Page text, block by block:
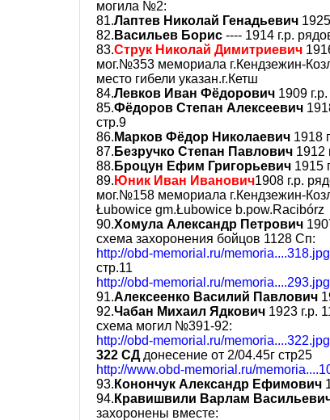
могила №2:
81.Лаптев Николай Генадьевич
82. Васильев Борис ---- 1914 г.р.
83.Струк Николай Димитриевич
мог.№353 мемориала г.Кендзежин-
место гибели указан.г.Кетш
84.Левков Иван Фёдорович 1909
85.Фёдоров Степан Алексеевич
стр.9
86. Марков Фёдор Николаевич 1918
87. Безручко Степан Павлович 1912
88. Броцун Ефим Григорьевич 1915
89. Юник Иван Иванович1908 г.р.
мог.№158 мемориала г.Кендзежин-
Łubowice gm.Łubowice b.pow.Racibórz
90.Хомула Александр Петрович
схема захоронения бойцов 1128 Сп:
http://obd-memorial.ru/memoria....318.jpg
стр.11
http://obd-memorial.ru/memoria....293.jpg
91.Алексеенко Василий Павлович
92.Чабан Михаил Ядкович 1923 г.р.
схема могил №391-92:
http://obd-memorial.ru/memoria....322.jpg
322 СДдонесение от 2/04.45г стр25
http://www.obd-memorial.ru/
93. Конончук Александр Ефимович
94. Кравишвили Варлам
захоронены вместе: